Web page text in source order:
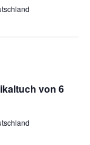
von 6